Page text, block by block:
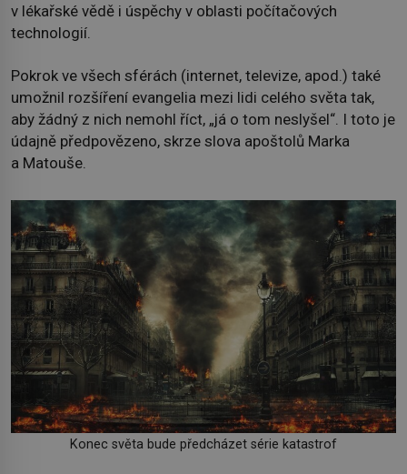
v lékařské vědě i úspěchy v oblasti počítačových
technologií.
Pokrok ve všech sférách (internet, televize, apod.) také
umožnil rozšíření evangelia mezi lidi celého světa tak,
aby žádný z nich nemohl říct, „já o tom neslyšel“. I toto je
údajně předpovězeno, skrze slova apoštolů Marka
a Matouše.
Konec světa bude předcházet série katastrof